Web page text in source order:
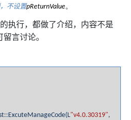
不设置pReturnValue。
执行，都做了介绍，内容不是
言讨论。
"v4.0.30319",